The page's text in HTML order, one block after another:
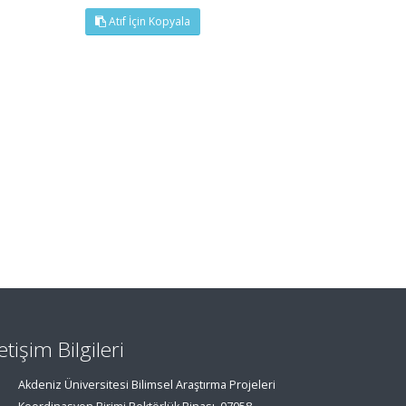
Atıf İçin Kopyala
Bilgileri
Akdeniz Üniversitesi Bilimsel Araştırma Projeleri